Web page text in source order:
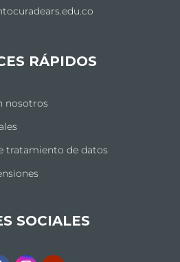
RÁPIDOS
nosotros
tratamiento de datos
SOCIALES